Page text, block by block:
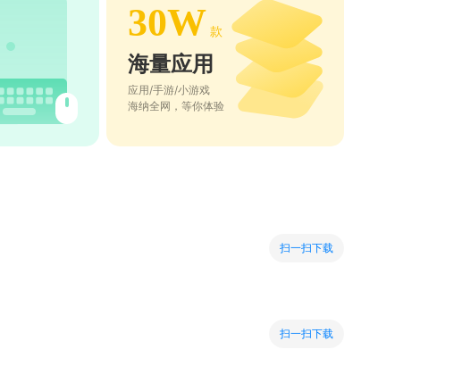
30W 款
海量应用
应用/手游/小游戏
海纳全网，等你体验
扫一扫下载
扫一扫下载